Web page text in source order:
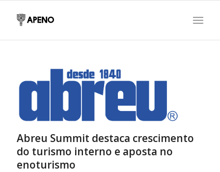
Abreu Summit destaca crescimento
do turismo interno e aposta no
enoturismo